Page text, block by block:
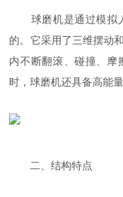
球磨机是通过模拟人
的。它采用了三维摆动
内不断翻滚、碰撞、摩
时，球磨机还具备高能
二、结构特点